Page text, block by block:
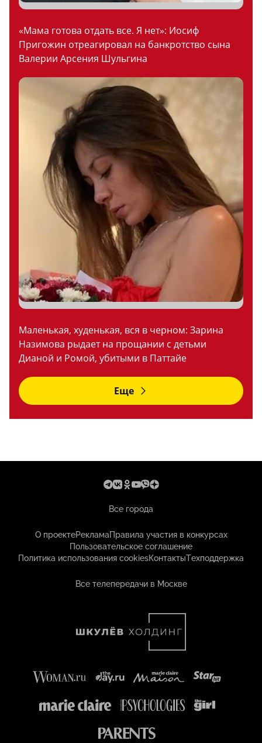
«Мама готова отдать все. Я нет»: Иосиф
Пригожин отреагировал на банкротство сына
Валерии Арсения Шульгина
Маленькая, худенькая, вся в черном: Зарина
Назимова рыдает на прощании с детьми
Дианой и Ромой, убитыми в Паттайе
Еще
Все города
О проектеРекламаПравила участия в конкурсах
Пользовательское соглашение
Политика использования cookiesКонтактыТехподдержка
Все телепередачи в Москве